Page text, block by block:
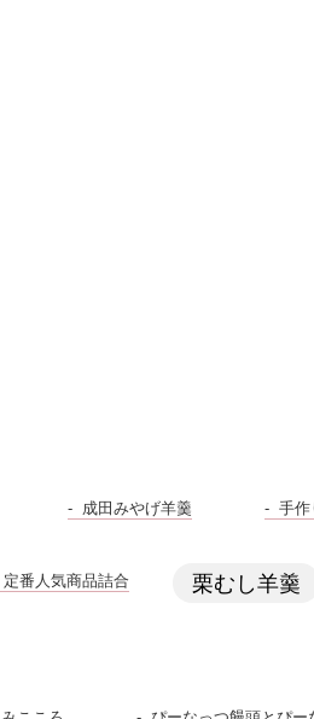
成田みやげ羊羹 手作
定番人気商品詰合 栗むし羊羹